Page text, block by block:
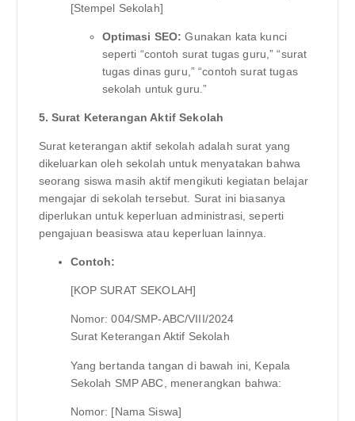
[Stempel Sekolah]
Optimasi SEO: Gunakan kata kunci
seperti “contoh surat tugas guru,” “surat
tugas dinas guru,” “contoh surat tugas
sekolah untuk guru.”
5. Surat Keterangan Aktif Sekolah
Surat keterangan aktif sekolah adalah surat yang
dikeluarkan oleh sekolah untuk menyatakan bahwa
seorang siswa masih aktif mengikuti kegiatan belajar
mengajar di sekolah tersebut. Surat ini biasanya
diperlukan untuk keperluan administrasi, seperti
pengajuan beasiswa atau keperluan lainnya.
Contoh:
[KOP SURAT SEKOLAH]
Nomor: 004/SMP-ABC/VIII/2024
Surat Keterangan Aktif Sekolah
Yang bertanda tangan di bawah ini, Kepala
Sekolah SMP ABC, menerangkan bahwa:
Nomor: [Nama Siswa]